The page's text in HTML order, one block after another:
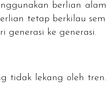
berlian
tetap berkilau
generasi ke generasi.
tidak lekang oleh